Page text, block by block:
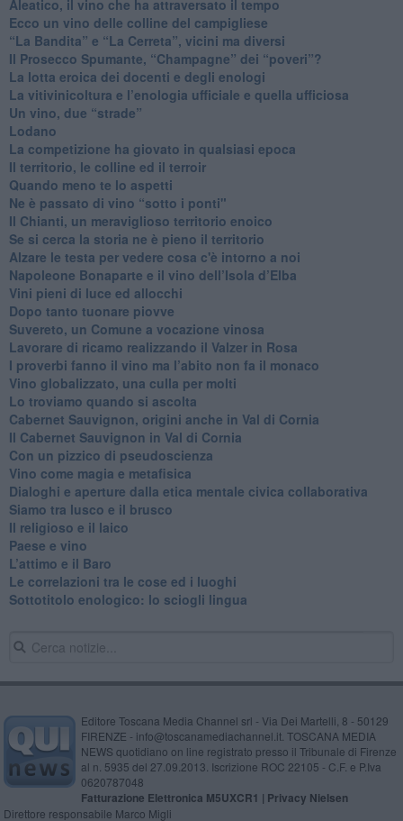
Aleatico, il vino che ha attraversato il tempo
Ecco un vino delle colline del campigliese
“La Bandita” e “La Cerreta”, vicini ma diversi
​Il Prosecco Spumante, “Champagne” dei “poveri”?
​La lotta eroica dei docenti e degli enologi
​La vitivinicoltura e l’enologia ufficiale e quella ufficiosa
​Un vino, due “strade”
Lodano
​La competizione ha giovato in qualsiasi epoca
Il territorio, le colline ed il terroir
Quando meno te lo aspetti
​Ne è passato di vino “sotto i ponti"
​Il Chianti, un meraviglioso territorio enoico
​Se si cerca la storia ne è pieno il territorio
Alzare le testa per vedere cosa c'è intorno a noi
​Napoleone Bonaparte e il vino dell’Isola d’Elba
Vini pieni di luce ed allocchi
Dopo tanto tuonare piovve
Suvereto, un Comune a vocazione vinosa
Lavorare di ricamo realizzando il Valzer in Rosa
​I proverbi fanno il vino ma l’abito non fa il monaco
Vino globalizzato, una culla per molti
Lo troviamo quando si ascolta
Cabernet Sauvignon, origini anche in Val di Cornia
Il Cabernet Sauvignon in Val di Cornia
Con un pizzico di pseudoscienza
​Vino come magia e metafisica
Dialoghi e aperture dalla etica mentale civica collaborativa
Siamo tra lusco e il brusco
Il religioso e il laico
​Paese e vino
L’attimo e il Baro
Le correlazioni tra le cose ed i luoghi
​Sottotitolo enologico: lo sciogli lingua
Editore Toscana Media Channel srl - Via Dei Martelli, 8 - 50129
FIRENZE - info@toscanamediachannel.it. TOSCANA MEDIA
NEWS quotidiano on line registrato presso il Tribunale di Firenze
al n. 5935 del 27.09.2013. Iscrizione ROC 22105 - C.F. e P.Iva
0620787048
Fatturazione Elettronica M5UXCR1 | Privacy Nielsen
Direttore responsabile Marco Migli